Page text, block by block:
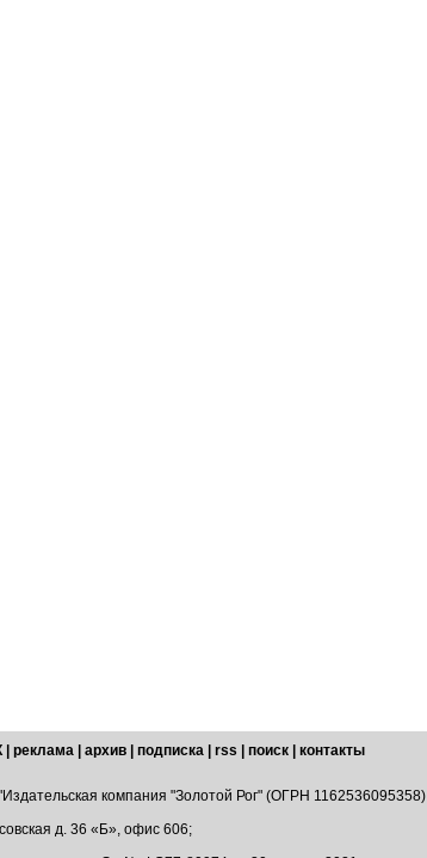
реклама архив подписка rss поиск
контакты
компания "Золотой Рог" (ОГРН 1162536095358)
д. 36 «Б», офис 606;